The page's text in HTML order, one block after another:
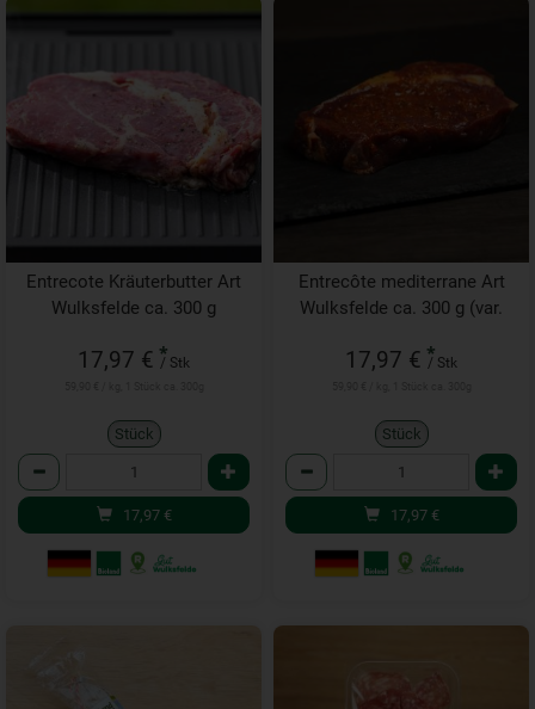
Entrecote Kräuterbutter Art
Wulksfelde ca. 300 g
17,97 € *
/ Stk
Stück
Anzahl
17,97 €
Entrecôte mediterrane Art
Wulksfelde ca. 300 g (var.
17,97 € *
/ Stk
Stück
Anzahl
17,97 €